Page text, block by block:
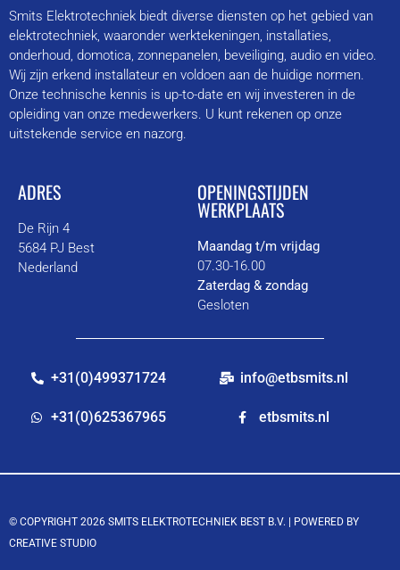
Smits Elektrotechniek biedt diverse diensten op het gebied van
elektrotechniek, waaronder werktekeningen, installaties,
onderhoud, domotica, zonnepanelen, beveiliging, audio en video.
Wij zijn erkend installateur en voldoen aan de huidige normen.
Onze technische kennis is up-to-date en wij investeren in de
opleiding van onze medewerkers. U kunt rekenen op onze
uitstekende service en nazorg.
ADRES
De Rijn 4
5684 PJ Best
Nederland
OPENINGSTIJDEN
WERKPLAATS
Maandag t/m vrijdag
07.30-16.00
Zaterdag & zondag
Gesloten
+31(0)499371724
+31(0)625367965
info@etbsmits.nl
etbsmits.nl
© COPYRIGHT 2026 SMITS ELEKTROTECHNIEK BEST B.V. |
POWERED BY
CREATIVE STUDIO